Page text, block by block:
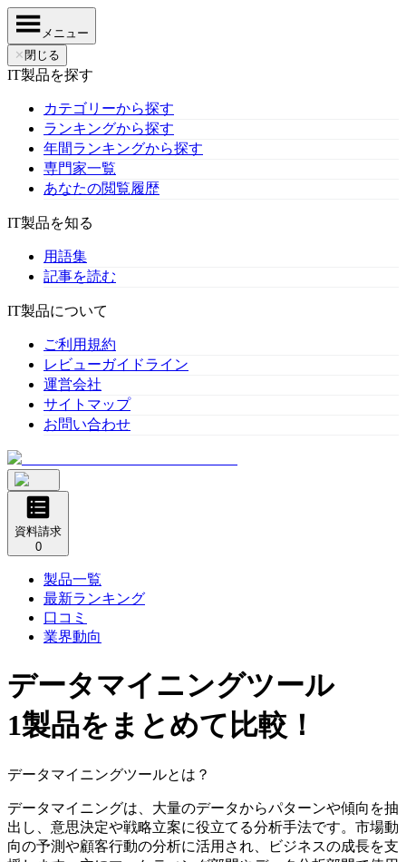
メニュー
✕ 閉じる
IT製品を探す
カテゴリーから探す
ランキングから探す
年間ランキングから探す
専門家一覧
あなたの閲覧履歴
IT製品を知る
用語集
記事を読む
IT製品について
ご利用規約
レビューガイドライン
運営会社
サイトマップ
お問い合わせ
資料請求
0
製品一覧
最新ランキング
口コミ
業界動向
データマイニングツール
1製品をまとめて比較！
データマイニングツールとは？
データマイニングは、大量のデータからパターンや傾向を抽
出し、意思決定や戦略立案に役立てる分析手法です。市場動
向の予測や顧客行動の分析に活用され、ビジネスの成長を支